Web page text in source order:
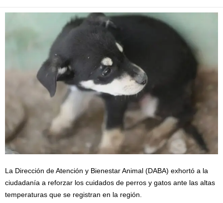
La Dirección de Atención y Bienestar Animal (DABA) exhortó a la
ciudadanía a reforzar los cuidados de perros y gatos ante las altas
temperaturas que se registran en la región.